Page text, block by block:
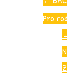
Pro